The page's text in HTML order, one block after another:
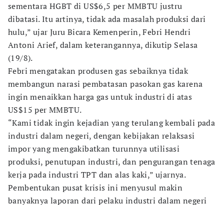
sementara HGBT di US$6,5 per MMBTU justru
dibatasi. Itu artinya, tidak ada masalah produksi dari
hulu,” ujar Juru Bicara Kemenperin, Febri Hendri
Antoni Arief, dalam keterangannya, dikutip Selasa
(19/8).
Febri mengatakan produsen gas sebaiknya tidak
membangun narasi pembatasan pasokan gas karena
ingin menaikkan harga gas untuk industri di atas
US$15 per MMBTU.
“Kami tidak ingin kejadian yang terulang kembali pada
industri dalam negeri, dengan kebijakan relaksasi
impor yang mengakibatkan turunnya utilisasi
produksi, penutupan industri, dan pengurangan tenaga
kerja pada industri TPT dan alas kaki,” ujarnya.
Pembentukan pusat krisis ini menyusul makin
banyaknya laporan dari pelaku industri dalam negeri